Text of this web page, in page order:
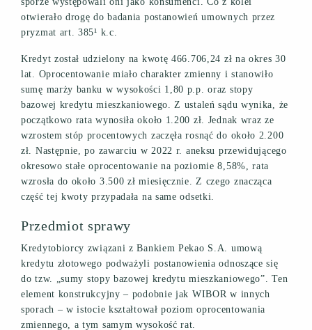
otwierało drogę do badania postanowień umownych przez
pryzmat art. 385¹ k.c.
Kredyt został udzielony na kwotę 466.706,24 zł na okres 30
lat. Oprocentowanie miało charakter zmienny i stanowiło
sumę marży banku w wysokości 1,80 p.p. oraz stopy
bazowej kredytu mieszkaniowego. Z ustaleń sądu wynika, że
początkowo rata wynosiła około 1.200 zł. Jednak wraz ze
wzrostem stóp procentowych zaczęła rosnąć do około 2.200
zł. Następnie, po zawarciu w 2022 r. aneksu przewidującego
okresowo stałe oprocentowanie na poziomie 8,58%, rata
wzrosła do około 3.500 zł miesięcznie. Z czego znacząca
część tej kwoty przypadała na same odsetki.
Przedmiot sprawy
Kredytobiorcy związani z Bankiem Pekao S.A. umową
kredytu złotowego podważyli postanowienia odnoszące się
do tzw. „sumy stopy bazowej kredytu mieszkaniowego”. Ten
element konstrukcyjny – podobnie jak WIBOR w innych
sporach – w istocie kształtował poziom oprocentowania
zmiennego, a tym samym wysokość rat.